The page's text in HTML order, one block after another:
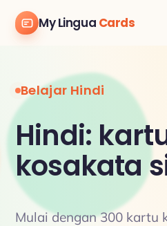
My Lingua Cards
Belajar Hindi
Hindi:
kosakata
Mulai dengan 300 kartu